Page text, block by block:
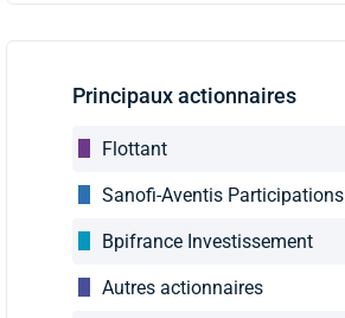
Principaux actionnaires
Flottant
Sanofi-Aventis Participations
Bpifrance Investissement
Autres actionnaires